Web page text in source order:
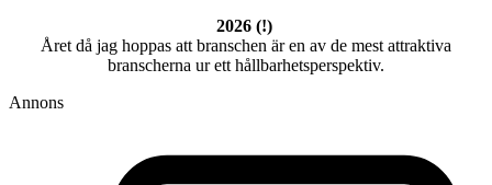
2026 (!)
Året då jag hoppas att branschen är en av de mest attraktiva
branscherna ur ett hållbarhetsperspektiv.
Annons